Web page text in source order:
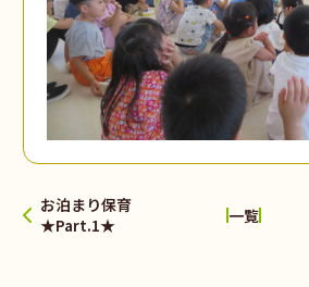
お泊まり保育
★Part.1★
一覧